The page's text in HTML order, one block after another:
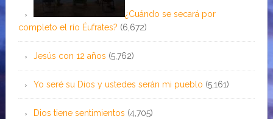
¿Cuándo se secará por
completo el río Éufrates? (6,672)
Jesús con 12 años (5,762)
Yo seré su Dios y ustedes serán mi pueblo (5,161)
Dios tiene sentimientos (4,705)